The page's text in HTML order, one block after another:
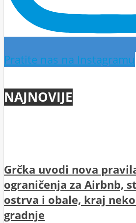
Pratite nas na Instagramu
NAJNOVIJE
Grčka uvodi nova
ograničenja za Airbnb,
ostrva i obale, kraj
gradnje